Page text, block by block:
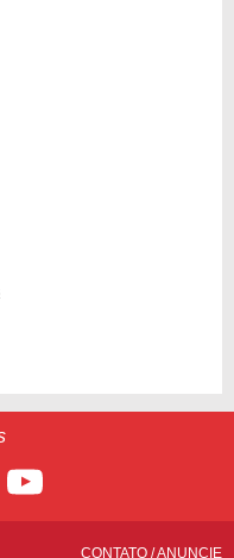
CONTATO /ANUNCIE